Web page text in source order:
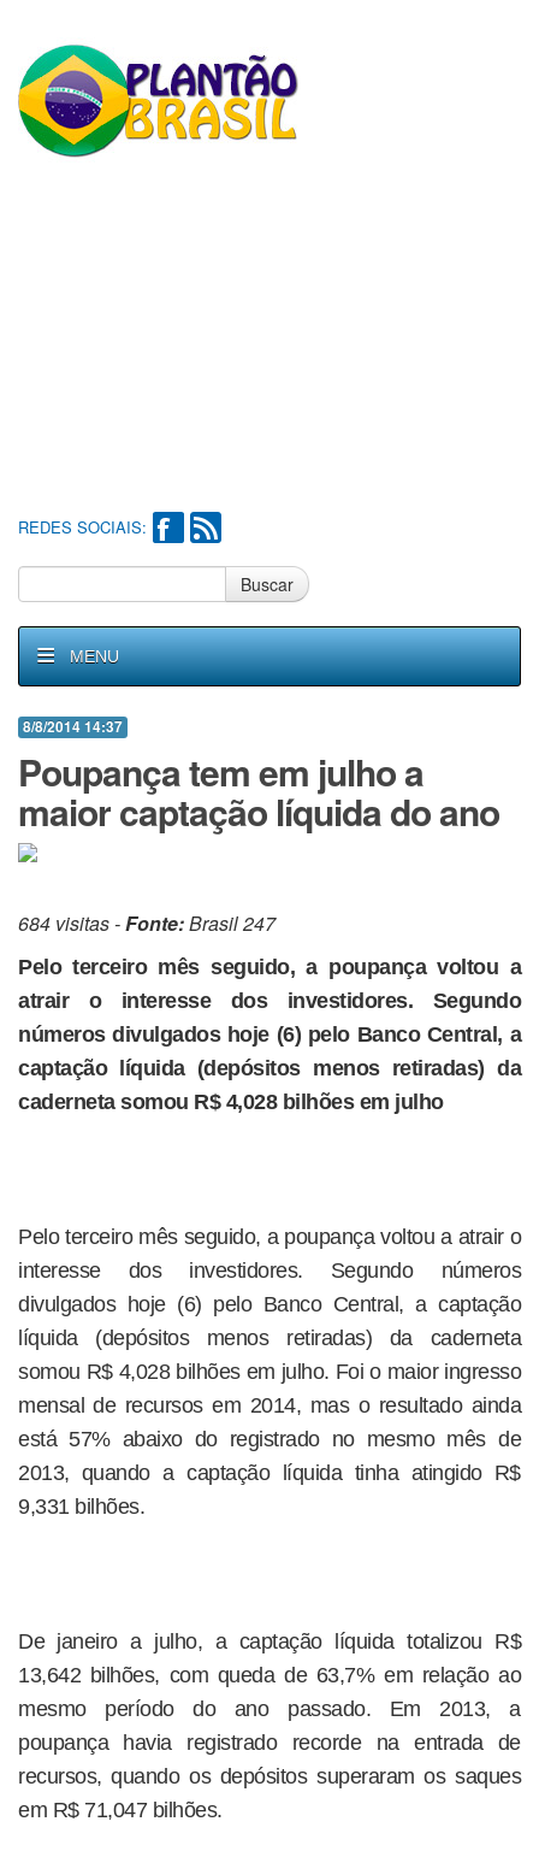
REDES SOCIAIS:
Buscar
MENU
8/8/2014 14:37
Poupança tem em julho a
maior captação líquida do ano
684 visitas -Fonte:Brasil 247
Pelo terceiro mês seguido, a poupança voltou a
atrair o interesse dos investidores. Segundo
números divulgados hoje (6) pelo Banco Central, a
captação líquida (depósitos menos retiradas) da
caderneta somou R$ 4,028 bilhões em julho
Pelo terceiro mês seguido, a poupança voltou a atrair o
interesse dos investidores. Segundo números
divulgados hoje (6) pelo Banco Central, a captação
líquida (depósitos menos retiradas) da caderneta
somou R$ 4,028 bilhões em julho. Foi o maior ingresso
mensal de recursos em 2014, mas o resultado ainda
está 57% abaixo do registrado no mesmo mês de
2013, quando a captação líquida tinha atingido R$
9,331 bilhões.
De janeiro a julho, a captação líquida totalizou R$
13,642 bilhões, com queda de 63,7% em relação ao
mesmo período do ano passado. Em 2013, a
poupança havia registrado recorde na entrada de
recursos, quando os depósitos superaram os saques
em R$ 71,047 bilhões.